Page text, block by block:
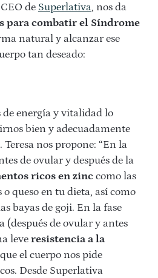
de Superlativa, nos da
para combatir el Síndrome
natural y alcanzar ese
tan deseado:
energía y vitalidad lo
bien y adecuadamente
Teresa nos propone: “En la
de ovular y después de la
ricos en zinc como las
queso en tu dieta, así como
bayas de goji. En la fase
(después de ovular y antes
leve resistencia a la
el cuerpo nos pide
Desde Superlativa